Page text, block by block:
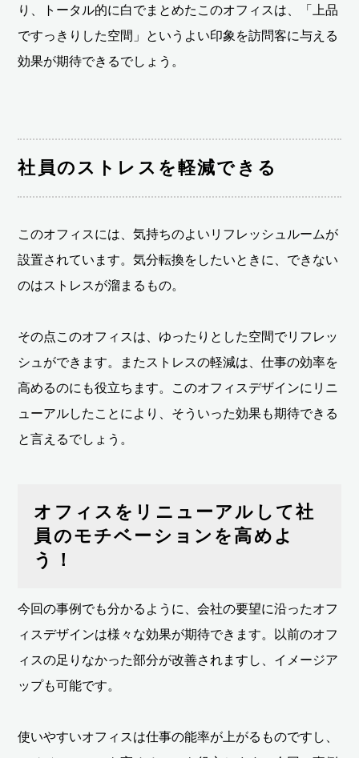
り、トータル的に白でまとめたこのオフィスは、「上品
ですっきりした空間」というよい印象を訪問客に与える
効果が期待できるでしょう。
社員のストレスを軽減できる
このオフィスには、気持ちのよいリフレッシュルームが
設置されています。気分転換をしたいときに、できない
のはストレスが溜まるもの。
その点このオフィスは、ゆったりとした空間でリフレッ
シュができます。またストレスの軽減は、仕事の効率を
高めるのにも役立ちます。このオフィスデザインにリニ
ューアルしたことにより、そういった効果も期待できる
と言えるでしょう。
オフィスをリニューアルして社
員のモチベーションを高めよ
う！
今回の事例でも分かるように、会社の要望に沿ったオフ
ィスデザインは様々な効果が期待できます。以前のオフ
ィスの足りなかった部分が改善されますし、イメージア
ップも可能です。
使いやすいオフィスは仕事の能率が上がるものですし、